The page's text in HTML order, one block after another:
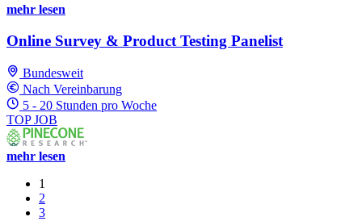
mehr lesen
Online Survey & Product Testing Panelist
Bundesweit
Nach Vereinbarung
5 - 20 Stunden pro Woche
TOP JOB
mehr lesen
1
2
3